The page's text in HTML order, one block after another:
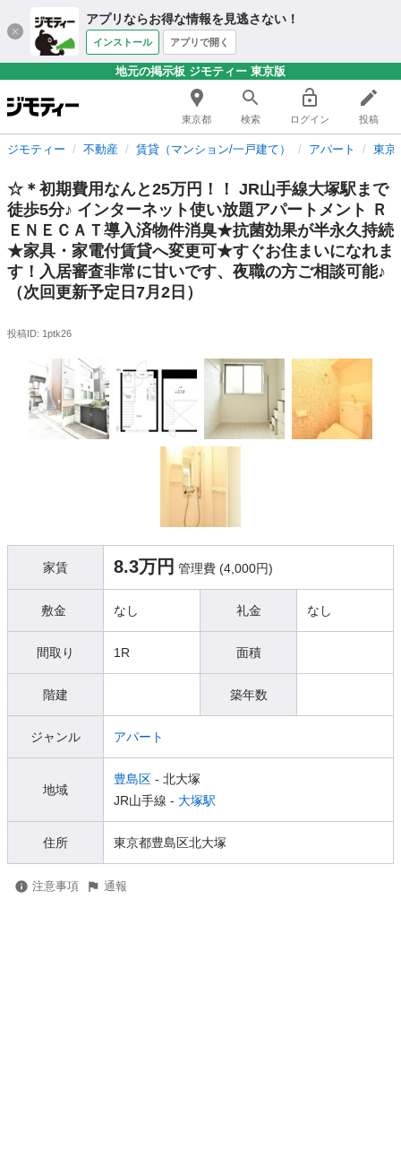
アプリならお得な情報を見逃さない！
インストール アプリで開く
地元の掲示板 ジモティー 東京版
東京都 検索 ログイン 投稿
ジモティー 不動産 賃貸（マンション/一戸建て） アパート 東京
☆＊初期費用なんと25万円！！ JR山手線大塚駅まで
徒歩5分♪ インターネット使い放題アパートメント Ｒ
ＥＮＥＣＡＴ導入済物件消臭★抗菌効果が半永久持続
★家具・家電付賃貸へ変更可★すぐお住まいになれま
す！入居審査非常に甘いです、夜職の方ご相談可能♪
（次回更新予定日7月2日）
投稿ID: 1ptk26
家賃 8.3万円 管理費 (4,000円)
敷金 なし 礼金 なし
間取り 1R 面積
階建 築年数
ジャンル アパート
地域
豊島区 - 北大塚
JR山手線 - 大塚駅
住所 東京都豊島区北大塚
注意事項 通報